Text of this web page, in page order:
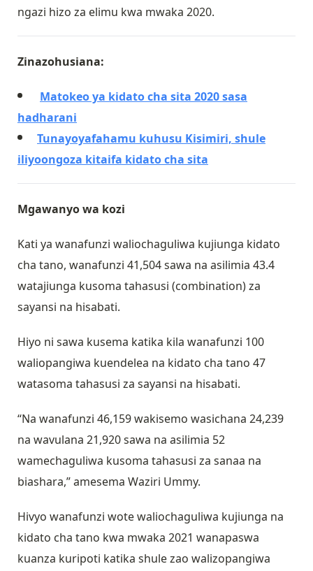
ngazi hizo za elimu kwa mwaka 2020.
Zinazohusiana:
Matokeo ya kidato cha sita 2020 sasa
hadharani
Tunayoyafahamu kuhusu Kisimiri, shule
iliyoongoza kitaifa kidato cha sita
Mgawanyo wa kozi
Kati ya wanafunzi waliochaguliwa kujiunga kidato
cha tano, wanafunzi 41,504 sawa na asilimia 43.4
watajiunga kusoma tahasusi (combination) za
sayansi na hisabati.
Hiyo ni sawa kusema katika kila wanafunzi 100
waliopangiwa kuendelea na kidato cha tano 47
watasoma tahasusi za sayansi na hisabati.
“Na wanafunzi 46,159 wakisemo wasichana 24,239
na wavulana 21,920 sawa na asilimia 52
wamechaguliwa kusoma tahasusi za sanaa na
biashara,” amesema Waziri Ummy.
Hivyo wanafunzi wote waliochaguliwa kujiunga na
kidato cha tano kwa mwaka 2021 wanapaswa
kuanza kuripoti katika shule zao walizopangiwa